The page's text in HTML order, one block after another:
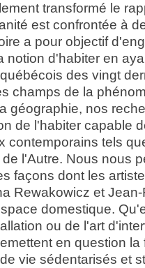
transformé le
est confrontée à
a pour objectif
notion d'habiter en
des vingt
champs de la
géographie, nos
de l'habiter capable
contemporains tels
l'Autre. Nous nous
façons dont les
Rewakowicz et
domestique.
ou de l'art
en question
vie sédentarisés et